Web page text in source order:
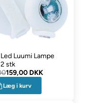
Luumi Lampe
stk
159,00 DKK
Læg i kurv